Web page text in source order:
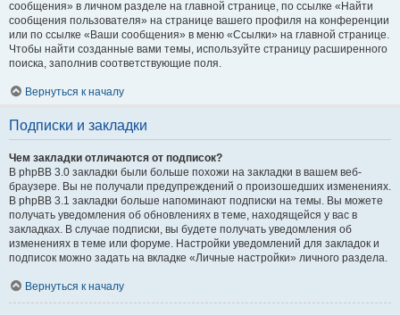
сообщения» в личном разделе на главной странице, по ссылке «Найти
сообщения пользователя» на странице вашего профиля на конференции
или по ссылке «Ваши сообщения» в меню «Ссылки» на главной странице.
Чтобы найти созданные вами темы, используйте страницу расширенного
поиска, заполнив соответствующие поля.
Вернуться к началу
Подписки и закладки
Чем закладки отличаются от подписок?
В phpBB 3.0 закладки были больше похожи на закладки в вашем веб-
браузере. Вы не получали предупреждений о произошедших изменениях.
В phpBB 3.1 закладки больше напоминают подписки на темы. Вы можете
получать уведомления об обновлениях в теме, находящейся у вас в
закладках. В случае подписки, вы будете получать уведомления об
изменениях в теме или форуме. Настройки уведомлений для закладок и
подписок можно задать на вкладке «Личные настройки» личного раздела.
Вернуться к началу